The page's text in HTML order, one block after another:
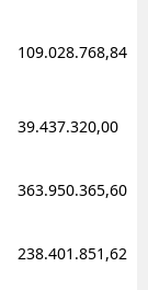
109.028.768,84
39.437.320,00
363.950.365,60
238.401.851,62